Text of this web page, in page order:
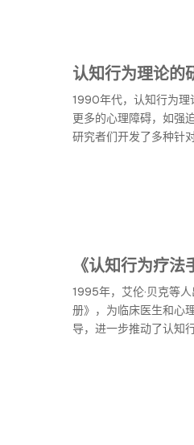
认知行为理论的
1990年代，认知行为理
更多的心理障碍，如强
研究者们开发了多种针
《认知行为疗
1995年，艾伦·贝克等
册》，为临床医生和心
导，进一步推动了认知